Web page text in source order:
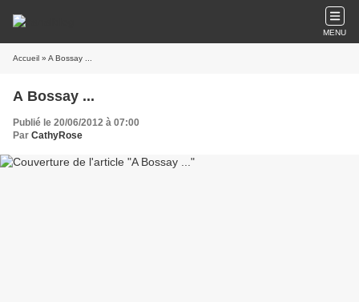
MENU
Accueil » A Bossay ...
A Bossay ...
Publié le 20/06/2012 à 07:00
Par CathyRose